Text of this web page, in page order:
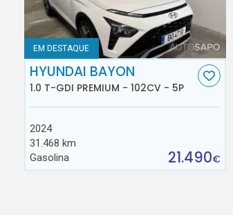
EM DESTAQUE
HYUNDAI BAYON
1.0 T-GDI PREMIUM - 102CV - 5P
2024
31.468 km
Gasolina
21.490€